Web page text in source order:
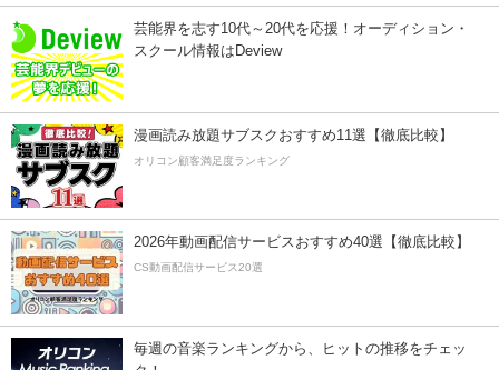
芸能界を志す10代～20代を応援！オーディション・
スクール情報はDeview
漫画読み放題サブスクおすすめ11選【徹底比較】
オリコン顧客満足度ランキング
2026年動画配信サービスおすすめ40選【徹底比較】
CS動画配信サービス20選
毎週の音楽ランキングから、ヒットの推移をチェッ